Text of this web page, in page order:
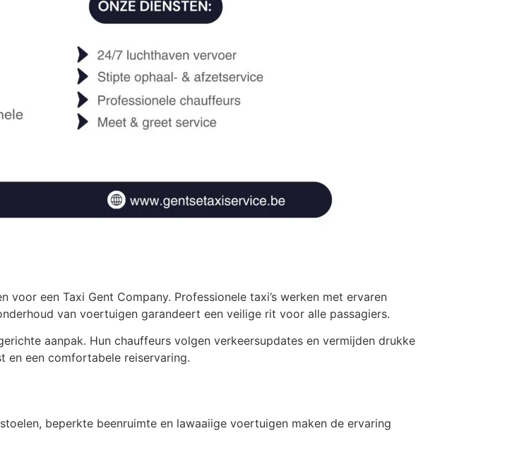
een Taxi Gent Company. Professionele taxi’s werken met ervaren
van voertuigen garandeert een veilige rit voor alle passagiers.
aanpak. Hun chauffeurs volgen verkeersupdates en vermijden drukke
en een comfortabele reiservaring.
beperkte beenruimte en lawaaiige voertuigen maken de ervaring